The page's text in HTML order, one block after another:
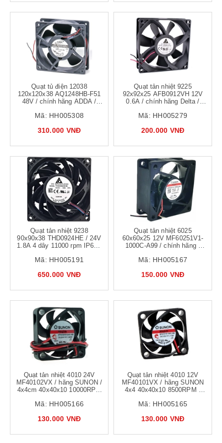
Quạt tủ điện 12038
120x120x38 AQ1248HB-F51
48V / chính hãng ADDA /
sương tạo ẩm 48V IP55
Mã: HH005308
310.000 VNĐ
Quạt tản nhiệt 9225
92x92x25 AFB0912VH 12V
0.6A / chính hãng Delta /
biến tần tốc độ cao
Mã: HH005279
200.000 VNĐ
Quạt tản nhiệt 9238
90x90x38 THD0924HE / 24V
1.8A 4 dây 11000 rpm IP68 /
mát tủ điện biến tần chịu
Mã: HH005191
650.000 VNĐ
Quạt tản nhiệt 6025
60x60x25 12V MF60251V1-
1000C-A99 / chính hãng /
b2h20
Mã: HH005167
150.000 VNĐ
Quạt tản nhiệt 4010 24V
MF40102VX / hãng SUNON /
4x4cm 40x40x10 10000RPM
Mã: HH005166
130.000 VNĐ
Quạt tản nhiệt 4010 12V
MF40101VX / hãng SUNON
4x4 40x40x10 8500RPM -
Mã: HH005165
130.000 VNĐ